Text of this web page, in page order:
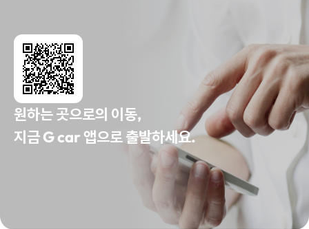
원하는 곳으로의 이동,
지금 G car 앱으로 출발하세요.